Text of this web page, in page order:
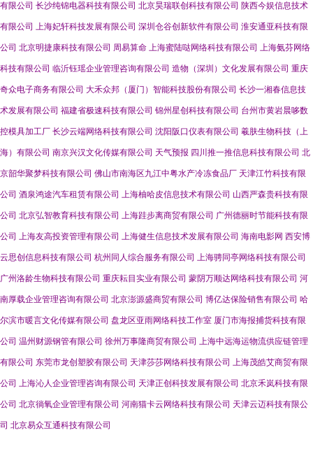
有限公司 长沙纯锦电器科技有限公司 北京昊瑞联创科技有限公司 陕西今娱信息技术
有限公司 上海妃轩科技发展有限公司 深圳仓谷创新软件有限公司 淮安通亚科技有限
公司 北京明捷康科技有限公司 周易算命 上海蜜陆哒网络科技有限公司 上海氨芬网络
科技有限公司 临沂钰瑶企业管理咨询有限公司 造物（深圳）文化发展有限公司 重庆
奇众电子商务有限公司 大禾众邦（厦门）智能科技股份有限公司 长沙一湘春信息技
术发展有限公司 福建省极速科技有限公司 锦州星创科技有限公司 台州市黄岩晨哆数
控模具加工厂 长沙云端网络科技有限公司 沈阳阪口仪表有限公司 羲肤生物科技（上
海）有限公司 南京兴汉文化传媒有限公司 天气预报 四川推一推信息科技有限公司 北
京韶华聚梦科技有限公司 佛山市南海区九江中粤水产冷冻食品厂 天津江竹科技有限
公司 酒泉鸿途汽车租赁有限公司 上海柚哈皮信息技术有限公司 山西严森贵科技有限
公司 北京弘智教育科技有限公司 上海跬步离商贸有限公司 广州德丽时节能科技有限
公司 上海友高投资管理有限公司 上海健生信息技术发展有限公司 海南电影网 西安博
云思创信息科技有限公司 杭州同人综合服务有限公司 上海骋同亭网络科技有限公司
广州洛龄生物科技有限公司 重庆耘目实业有限公司 蒙阴万顺达网络科技有限公司 河
南厚载企业管理咨询有限公司 北京澎源盛商贸有限公司 博亿达保险销售有限公司 哈
尔滨市暖言文化传媒有限公司 盘龙区亚雨网络科技工作室 厦门市海报捕货科技有限
公司 温州财源钢管有限公司 徐州万事隆商贸有限公司 上海中远海运物流供应链管理
有限公司 东莞市龙创塑胶有限公司 天津莎莎网络科技有限公司 上海茂皓艾商贸有限
公司 上海沁人企业管理咨询有限公司 天津正创科技发展有限公司 北京禾岚科技有限
公司 北京徜氧企业管理有限公司 河南猫卡云网络科技有限公司 天津云迈科技有限公
司 北京易众互通科技有限公司